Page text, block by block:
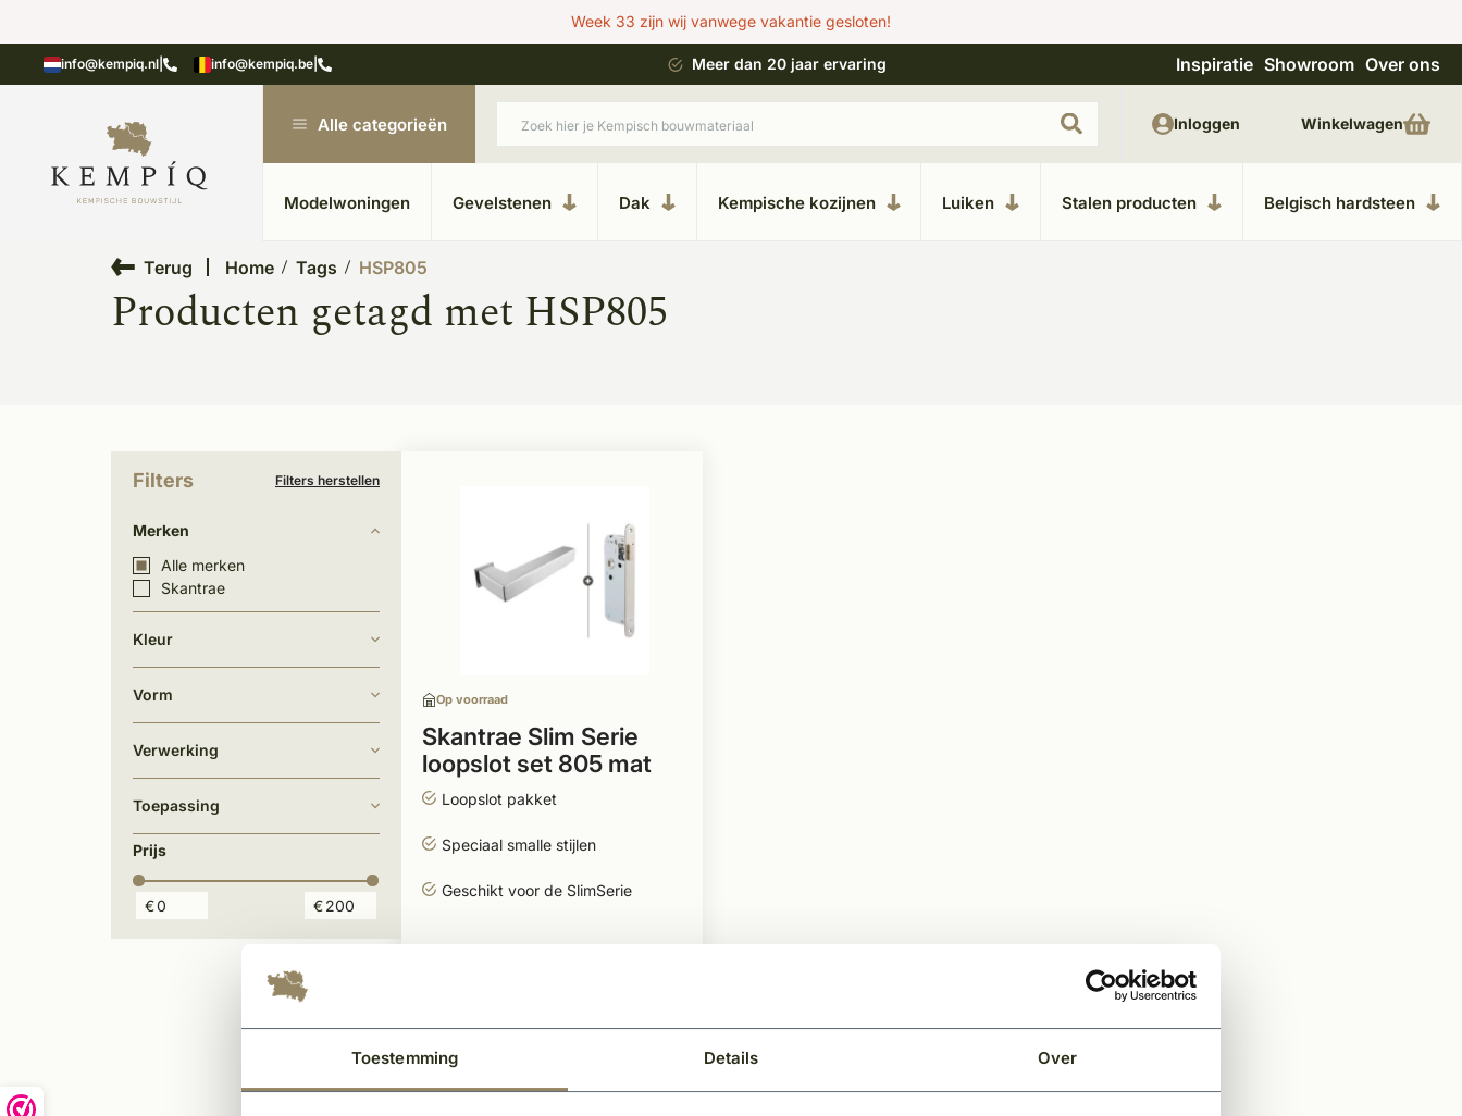
Toestemming Details Over
Week 33 zijn wij vanwege vakantie gesloten!
info@kempiq.nl info@kempiq.be
in Kesteren Unieke materialen in kempische bouwstijl Meer dan 20 jaar ervaring Uitgebreide showroom in Kesteren Unieke
Inspiratie Showroom Over ons
Alle categorieën
Modelwoningen Gevelstenen Dak Kempische kozijnen Luiken Stalen producten Belgisch hardsteen
Inloggen Winkelwagen
Terug Home Tags HSP805
Producten getagd met HSP805
Filters Filters herstellen
Merken
Alle merken
Skantrae
Kleur
Vorm
Verwerking
Toepassing
Prijs
€ €
Op voorraad
Skantrae Slim Serie
loopslot set 805 mat
Chroom
Loopslot pakket
Speciaal smalle stijlen
Geschikt voor de SlimSerie